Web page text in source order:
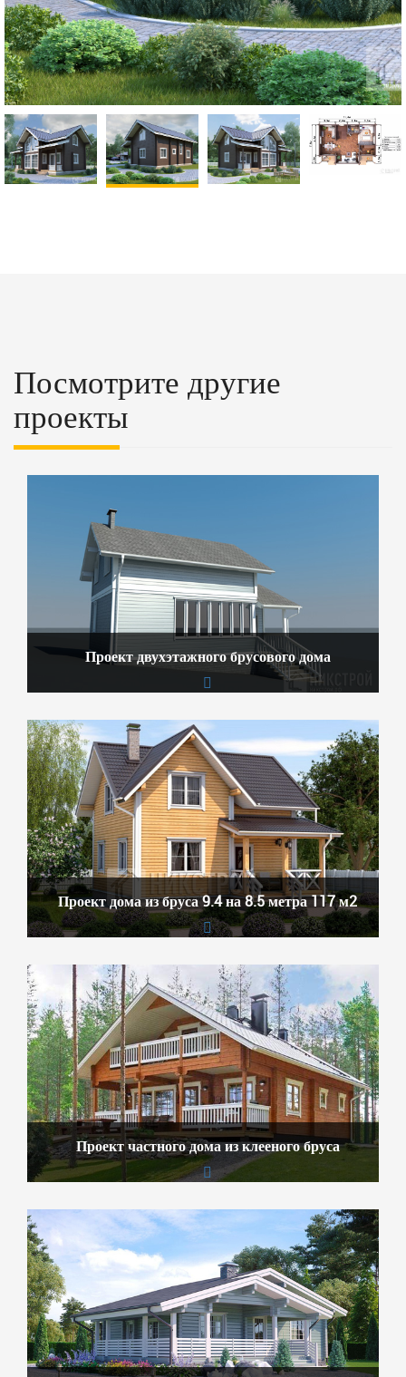
Посмотрите другие
проекты
Проект двухэтажного брусового дома
Проект дома из бруса 9.4 на 8.5 метра 117 м2
Проект частного дома из клееного бруса